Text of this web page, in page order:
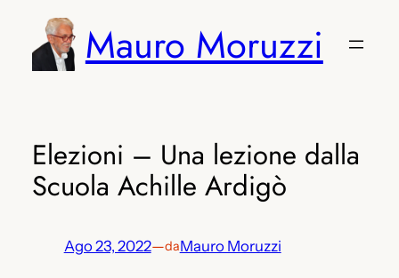
contenuto
Mauro Moruzzi
Elezioni – Una lezione dalla
Scuola Achille Ardigò
Ago 23, 2022—daMauro Moruzzi